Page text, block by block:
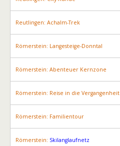
Reutlingen: Achalm-Trek
Römerstein: Langesteige-Donntal
Römerstein: Abenteuer Kernzone
Römerstein: Reise in die Vergangenheit
Römerstein: Familientour
Römerstein: Skilanglaufnetz